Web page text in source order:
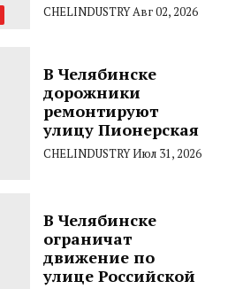
CHELINDUSTRYАвг 02, 2026
В Челябинске
дорожники
ремонтируют
улицу Пионерская
CHELINDUSTRYИюл 31, 2026
В Челябинске
ограничат
движение по
улице Российской